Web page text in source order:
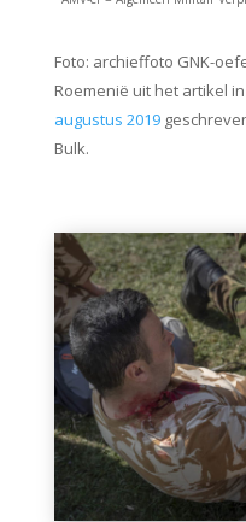
Foto: archieffoto GNK-
Roemenië uit het artikel in
augustus 2019
Bulk.